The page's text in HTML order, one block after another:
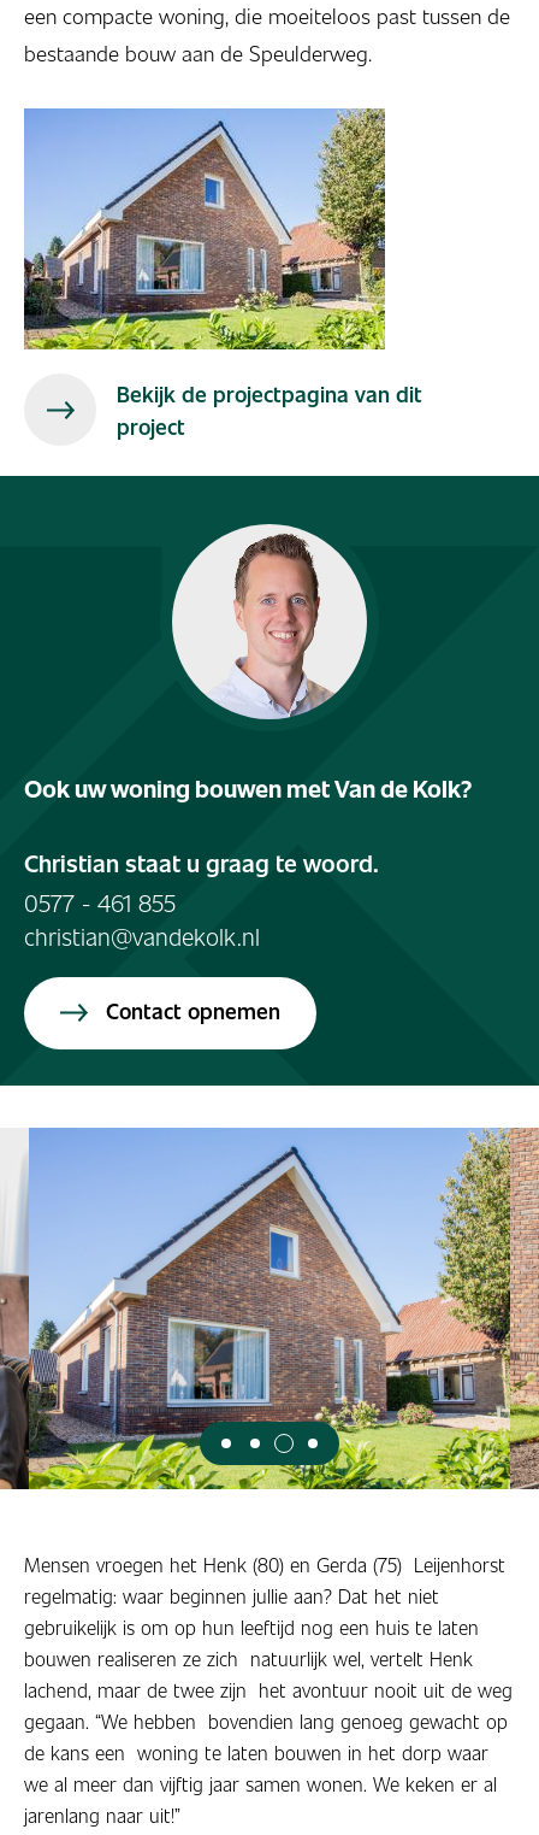
een compacte woning, die moeiteloos past tussen de
bestaande bouw aan de Speulderweg.
Bekijk de projectpagina van dit
project
Ook uw woning bouwen met Van de Kolk?
Christian staat u graag te woord.
0577 - 461 855
christian@vandekolk.nl
Contact opnemen
Mensen vroegen het Henk (80) en Gerda (75) Leijenhorst
regelmatig: waar beginnen jullie aan? Dat het niet
gebruikelijk is om op hun leeftijd nog een huis te laten
bouwen realiseren ze zich natuurlijk wel, vertelt Henk
lachend, maar de twee zijn het avontuur nooit uit de weg
gegaan. “We hebben bovendien lang genoeg gewacht op
de kans een woning te laten bouwen in het dorp waar
we al meer dan vijftig jaar samen wonen. We keken er al
jarenlang naar uit!”